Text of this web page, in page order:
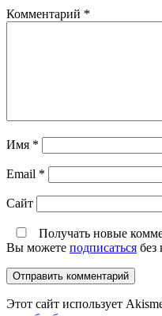
Комментарий *
Имя *
Email *
Сайт
Получать новые
Вы можете подписаться без
Этот сайт использует